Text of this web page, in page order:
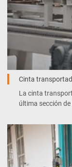
Cinta
La cinta
última sección